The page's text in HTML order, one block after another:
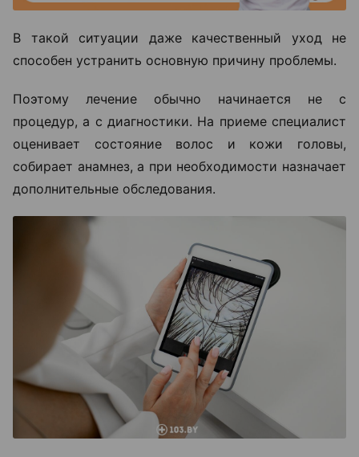
В такой ситуации даже качественный уход не
способен устранить основную причину проблемы.
Поэтому лечение обычно начинается не с
процедур, а с диагностики. На приеме специалист
оценивает состояние волос и кожи головы,
собирает анамнез, а при необходимости назначает
дополнительные обследования.